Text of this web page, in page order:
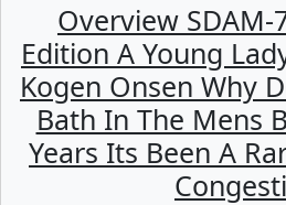
Overview SDAM-
Edition A Young
Kogen Onsen Why
Bath In The Mens
Years Its Been A